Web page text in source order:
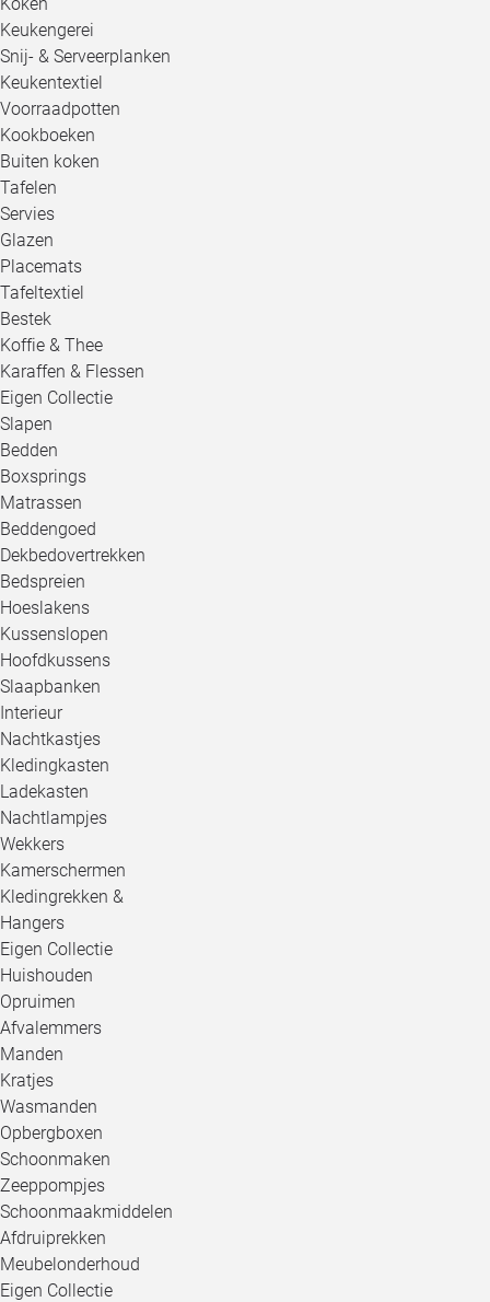
Keukengerei
Snij- & Serveerplanken
Keukentextiel
Voorraadpotten
Kookboeken
Buiten koken
Tafelen
Servies
Glazen
Placemats
Tafeltextiel
Bestek
Koffie & Thee
Karaffen & Flessen
Eigen Collectie
Slapen
Bedden
Boxsprings
Matrassen
Beddengoed
Dekbedovertrekken
Bedspreien
Hoeslakens
Kussenslopen
Hoofdkussens
Slaapbanken
Interieur
Nachtkastjes
Kledingkasten
Ladekasten
Nachtlampjes
Wekkers
Kamerschermen
Kledingrekken &
Hangers
Eigen Collectie
Huishouden
Opruimen
Afvalemmers
Manden
Kratjes
Wasmanden
Opbergboxen
Schoonmaken
Zeeppompjes
Schoonmaakmiddelen
Afdruiprekken
Meubelonderhoud
Eigen Collectie